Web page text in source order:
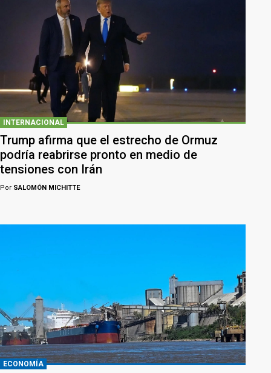
INTERNACIONAL
Trump afirma que el estrecho de Ormuz
podría reabrirse pronto en medio de
tensiones con Irán
Por SALOMÓN MICHITTE
ECONOMÍA